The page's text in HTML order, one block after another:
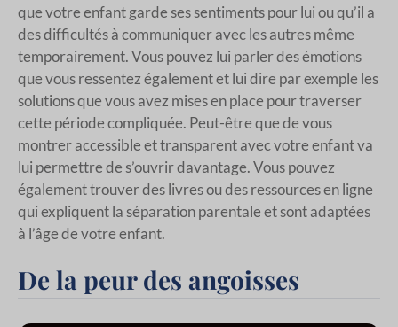
que votre enfant garde ses sentiments pour lui ou qu’il a
des difficultés à communiquer avec les autres même
temporairement. Vous pouvez lui parler des émotions
que vous ressentez également et lui dire par exemple les
solutions que vous avez mises en place pour traverser
cette période compliquée. Peut-être que de vous
montrer accessible et transparent avec votre enfant va
lui permettre de s’ouvrir davantage. Vous pouvez
également trouver des livres ou des ressources en ligne
qui expliquent la séparation parentale et sont adaptées
à l’âge de votre enfant.
De la peur des angoisses